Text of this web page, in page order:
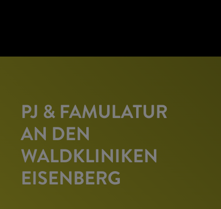
PJ & FAMULATUR
AN DEN
WALDKLINIKEN
EISENBERG